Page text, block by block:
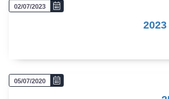
02/07/2023
05/07/2020